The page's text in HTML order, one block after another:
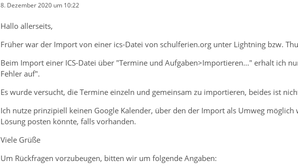
8. Dezember 2020 um 10:22
Hallo allerseits,
Früher war der Import von einer ics-Datei von schulferien.org unter Lightning bzw.
Beim Import einer ICS-Datei über "Termine und Aufgaben>Importieren..." erhalt ich
Fehler auf".
Es wurde versucht, die Termine einzeln und gemeinsam zu importieren, beides ist
Ich nutze prinzipiell keinen Google Kalender, über den der Import als Umweg
Lösung posten könnte, falls vorhanden.
Viele Grüße
Um Rückfragen vorzubeugen, bitten wir um folgende Angaben: